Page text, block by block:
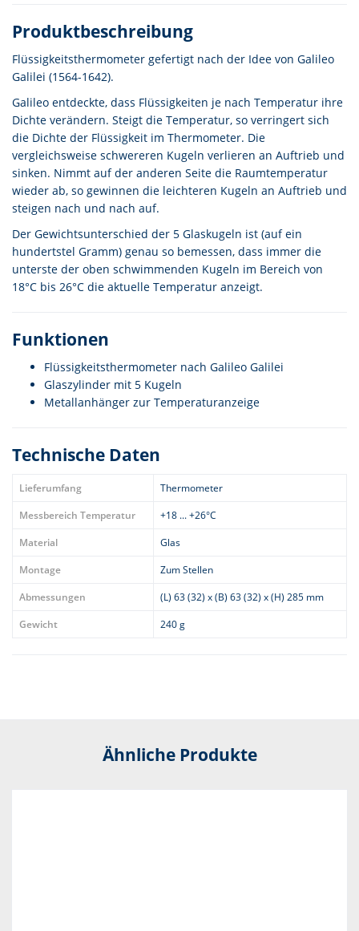
Produktbeschreibung
Flüssigkeitsthermometer gefertigt nach der Idee von Galileo
Galilei (1564-1642).
Galileo entdeckte, dass Flüssigkeiten je nach Temperatur ihre
Dichte verändern. Steigt die Temperatur, so verringert sich
die Dichte der Flüssigkeit im Thermometer. Die
vergleichsweise schwereren Kugeln verlieren an Auftrieb und
sinken. Nimmt auf der anderen Seite die Raumtemperatur
wieder ab, so gewinnen die leichteren Kugeln an Auftrieb und
steigen nach und nach auf.
Der Gewichtsunterschied der 5 Glaskugeln ist (auf ein
hundertstel Gramm) genau so bemessen, dass immer die
unterste der oben schwimmenden Kugeln im Bereich von
18°C bis 26°C die aktuelle Temperatur anzeigt.
Funktionen
Flüssigkeitsthermometer nach Galileo Galilei
Glaszylinder mit 5 Kugeln
Metallanhänger zur Temperaturanzeige
Technische Daten
Lieferumfang
Thermometer
Messbereich Temperatur
+18 ... +26°C
Material
Glas
Montage
Zum Stellen
Abmessungen
(L) 63 (32) x (B) 63 (32) x (H) 285 mm
Gewicht
240 g
Ähnliche Produkte